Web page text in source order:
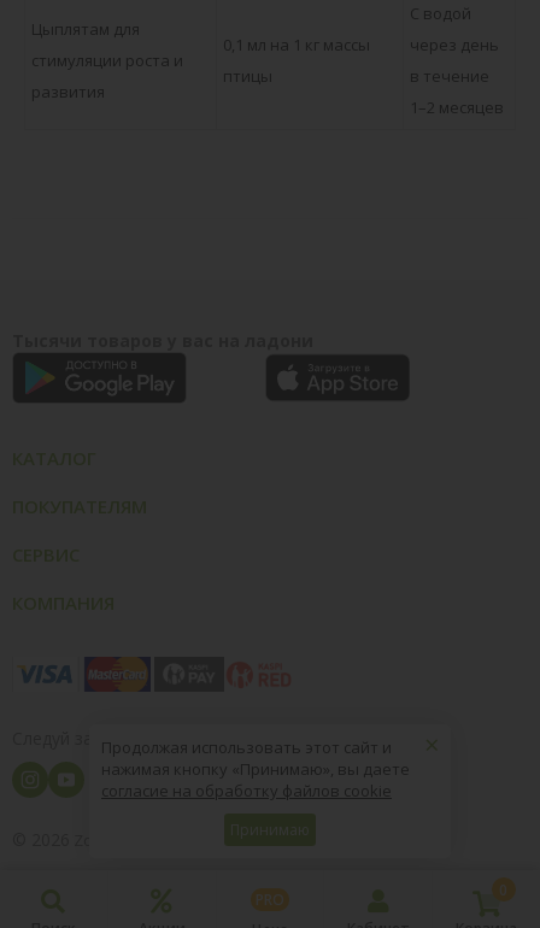
Цыплятам для
стимуляции роста и
развития
0,1 мл на 1 кг массы
птицы
С водой
через день
в течение
1–2 месяцев
Следуй за нами
8 (800) 004-09-40
PRO
0
×
Продолжая использовать этот сайт и
нажимая кнопку «Принимаю», вы даете
согласие на обработку файлов cookie
Принимаю